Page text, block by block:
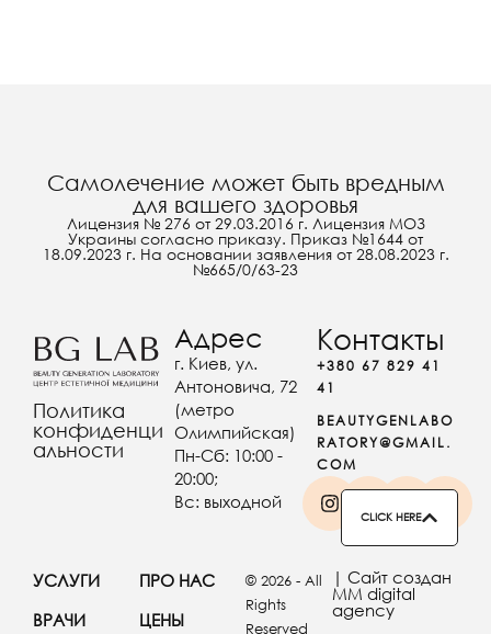
CLICK HERE
Самолечение может быть вредным
для вашего здоровья
Лицензия № 276 от 29.03.2016 г. Лицензия МОЗ
Украины согласно приказу. Приказ №1644 от
18.09.2023 г. На основании заявления от 28.08.2023 г.
№665/0/63-23
Политика
конфиденци
альности
Адрес
г. Киев, ул.
Антоновича, 72
(метро
Олимпийская)
Пн-Сб: 10:00 -
20:00;
Вс: выходной
Контакты
+380 67 829 41
41
BEAUTYGENLABO
RATORY@GMAIL.
COM
УСЛУГИ
ПРО НАС
ВРАЧИ
ЦЕНЫ
© 2026 - All
Rights
Reserved
| Сайт создан
MM digital
agency